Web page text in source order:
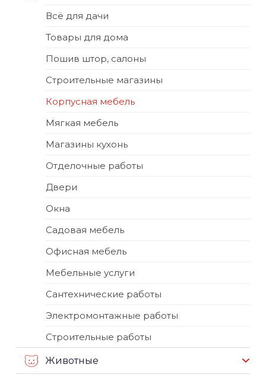
Всё для дачи
Товары для дома
Пошив штор, салоны
Строительные магазины
Корпусная мебель
Мягкая мебель
Магазины кухонь
Отделочные работы
Двери
Окна
Садовая мебель
Офисная мебель
Мебельные услуги
Сантехнические работы
Электромонтажные работы
Строительные работы
Животные